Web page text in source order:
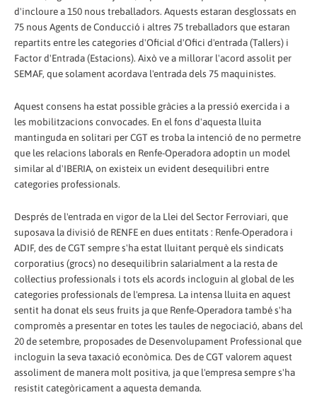
d'incloure a 150 nous treballadors. Aquests estaran desglossats en
75 nous Agents de Conducció i altres 75 treballadors que estaran
repartits entre les categories d'Oficial d'Ofici d'entrada (Tallers) i
Factor d'Entrada (Estacions). Això ve a millorar l'acord assolit per
SEMAF, que solament acordava l'entrada dels 75 maquinistes.
Aquest consens ha estat possible gràcies a la pressió exercida i a
les mobilitzacions convocades. En el fons d'aquesta lluita
mantinguda en solitari per CGT es troba la intenció de no permetre
que les relacions laborals en Renfe-Operadora adoptin un model
similar al d'IBERIA, on existeix un evident desequilibri entre
categories professionals.
Després de l'entrada en vigor de la Llei del Sector Ferroviari, que
suposava la divisió de RENFE en dues entitats : Renfe-Operadora i
ADIF, des de CGT sempre s'ha estat lluitant perquè els sindicats
corporatius (grocs) no desequilibrin salarialment a la resta de
col·lectius professionals i tots els acords incloguin al global de les
categories professionals de l'empresa. La intensa lluita en aquest
sentit ha donat els seus fruits ja que Renfe-Operadora també s'ha
compromès a presentar en totes les taules de negociació, abans del
20 de setembre, proposades de Desenvolupament Professional que
incloguin la seva taxació econòmica. Des de CGT valorem aquest
assoliment de manera molt positiva, ja que l'empresa sempre s'ha
resistit categòricament a aquesta demanda.